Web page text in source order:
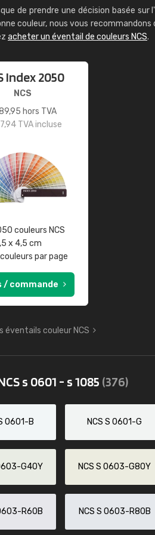
de prendre une décision basée
couleur, nous vous
acheter un éventail de couleurs NCS.
Index 2050
NCS
hors TVA
TVA incluse
couleurs NCS
x 4,5 cm
par page
/ commande
éventails couleur NCS
s 0601 - s 1085 (376)
0601-B NCS S 0601-G
G40Y NCS S 0603-G80Y
R60B NCS S 0603-R80B